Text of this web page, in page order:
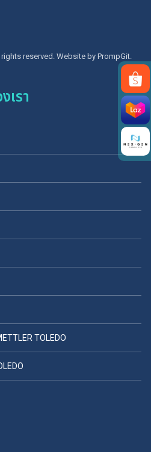
reserved. Website by PrompGit.
เรา
TOLEDO